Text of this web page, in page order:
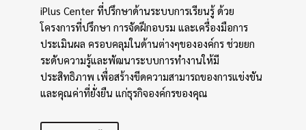
iPlus Center ที่ปรึกษาด้านระบบการเรียนรู้ ด้วย
โครงการที่ปรึกษา การจัดฝึกอบรม และเครื่องมือการ
ประเมินผล ครอบคลุมในด้านต่างๆขององค์กร ช่วยยก
ระดับความรู้และพัฒนาระบบการทำงานให้มี
ประสิทธิภาพ เพื่อสร้างขีดความสามารถของการแข่งขัน
และคุณค่าที่ยั่งยืน แก่ธุรกิจองค์กรของคุณ